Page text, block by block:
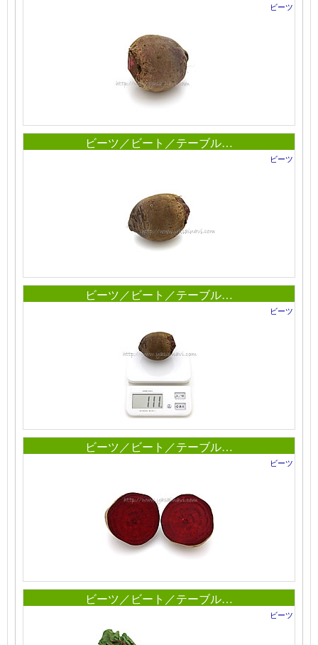
ビーツ
ビーツ／ビート／テーブル…
ビーツ
ビーツ／ビート／テーブル…
ビーツ
ビーツ／ビート／テーブル…
ビーツ
ビーツ／ビート／テーブル…
ビーツ